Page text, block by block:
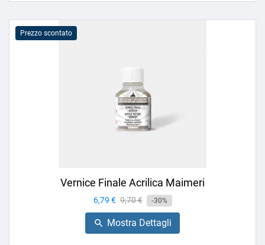
Prezzo scontato
Vernice Finale Acrilica Maimeri
Prezzo
6,79 € Prezzo
base
9,70 € -30%
 Mostra Dettagli